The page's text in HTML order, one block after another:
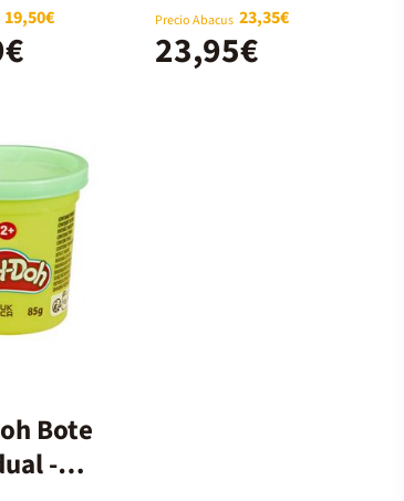
19,50€ Precio Abacus 23,35€
23,95€
Bote
-